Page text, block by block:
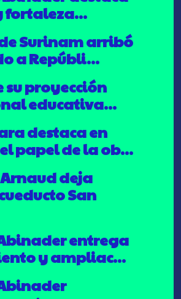
fortaleza...
Surinam arribó
a Repúbli...
su proyección
educativa...
destaca en
papel de la ob...
deja
San
entrega
y ampliac...